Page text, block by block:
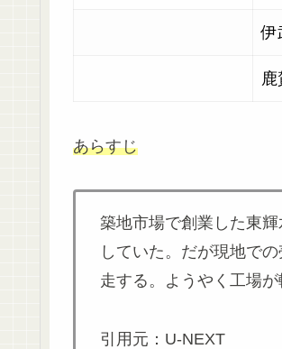
伊
鹿
あらすじ
築地市場で創業した東
していた。だが現地で
走する。ようやく工場
引用元：U-NEXT